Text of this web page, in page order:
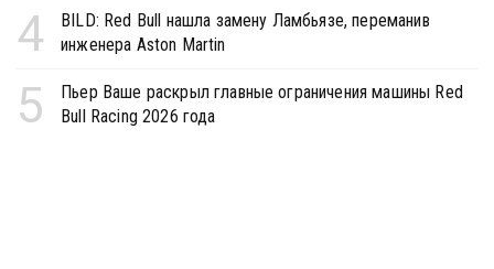
4
BILD: Red Bull нашла замену Ламбьязе, переманив
инженера Aston Martin
5
Пьер Ваше раскрыл главные ограничения машины Red
Bull Racing 2026 года